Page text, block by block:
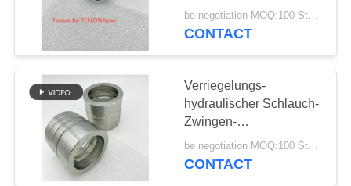
FABRIK-
AUSFLUG
QUALITÄTSKONTROLLE
wiederverwendbare
Schlauchinstallationen
52
Edelstahl ineinander
greifen
be negotiation MOQ:100 Stücke
CONTACT
Verriegelungs-
hydraulischer Schlauch-
Zwingen-
Kohlenstoffstahl-
galvanisierter
be negotiation MOQ:100 Stücke
CONTACT